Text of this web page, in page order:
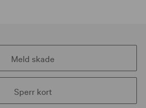
Meld skade
Sperr kort